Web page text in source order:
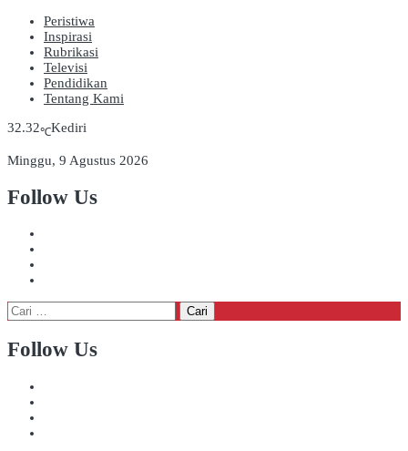
Peristiwa
Inspirasi
Rubrikasi
Televisi
Pendidikan
Tentang Kami
32.32℃Kediri
Minggu, 9 Agustus 2026
Follow Us
Cari
untuk:
Follow Us